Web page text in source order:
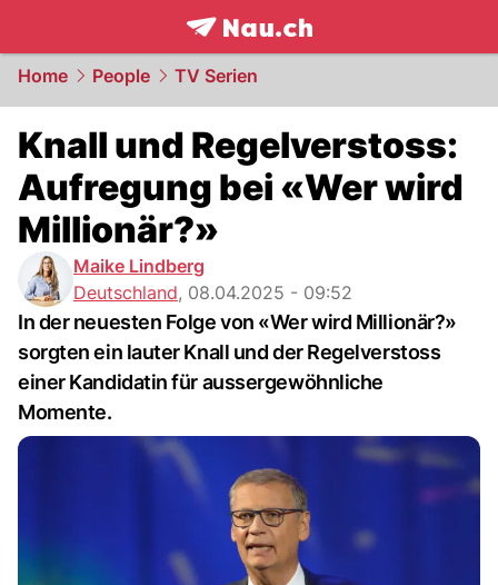
frontpage.NAU.ch
Home People TV Serien
Knall und Regelverstoss:
Aufregung bei «Wer wird
Millionär?»
Maike Lindberg
Deutschland, 08.04.2025 - 09:52
In der neuesten Folge von «Wer wird Millionär?»
sorgten ein lauter Knall und der Regelverstoss
einer Kandidatin für aussergewöhnliche
Momente.